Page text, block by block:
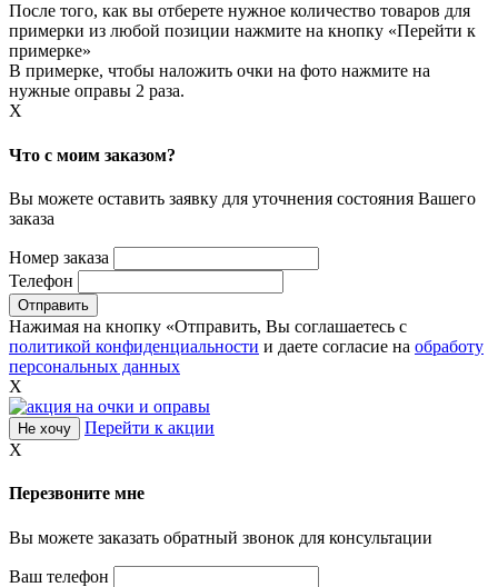
После того, как вы отберете нужное количество товаров для
примерки из любой позиции нажмите на кнопку «Перейти к
примерке»
В примерке, чтобы наложить очки на фото нажмите на
нужные оправы 2 раза.
X
Что с моим заказом?
Вы можете оставить заявку для уточнения состояния Вашего
заказа
Номер заказа
Телефон
Нажимая на кнопку «Отправить, Вы соглашаетесь с
политикой конфиденциальности и даете согласие на обработу
персональных данных
X
Не хочу
Перейти к акции
X
Перезвоните мне
Вы можете заказать обратный звонок для консультации
Ваш телефон